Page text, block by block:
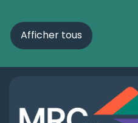
Afficher tous